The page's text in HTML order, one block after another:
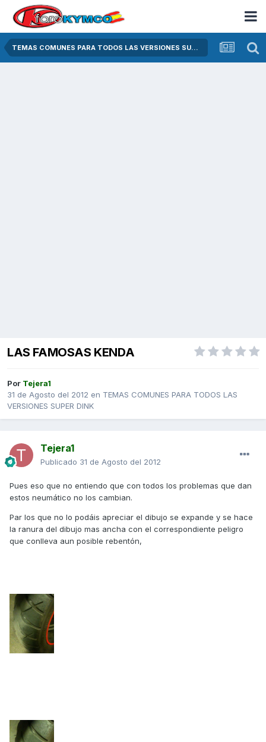
TEMAS COMUNES PARA TODOS LAS VERSIONES SUPER DINK
LAS FAMOSAS KENDA
Por Tejera1
31 de Agosto del 2012 en TEMAS COMUNES PARA TODOS LAS
VERSIONES SUPER DINK
Tejera1
Publicado 31 de Agosto del 2012
Pues eso que no entiendo que con todos los problemas que dan
estos neumático no los cambian.
Par los que no lo podáis apreciar el dibujo se expande y se hace
la ranura del dibujo mas ancha con el correspondiente peligro
que conlleva aun posible rebentón,